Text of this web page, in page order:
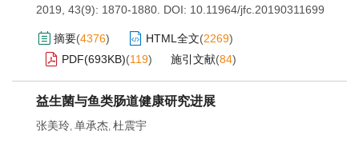
2019, 43(9): 1870-1880. DOI: 10.11964/jfc.20190311699
摘要(4376) HTML全文(2269)
PDF(693KB)(119) 施引文献(84)
益生菌与鱼类肠道健康研究进展
张美玲, 单承杰, 杜震宇